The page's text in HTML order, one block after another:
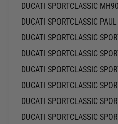
DUCATI SPORTCLASSIC
DUCATI SPORTCLASSIC
DUCATI SPORTCLASSIC
DUCATI SPORTCLASSIC
DUCATI SPORTCLASSIC
DUCATI SPORTCLASSIC
DUCATI SPORTCLASSIC
DUCATI SPORTCLASSIC